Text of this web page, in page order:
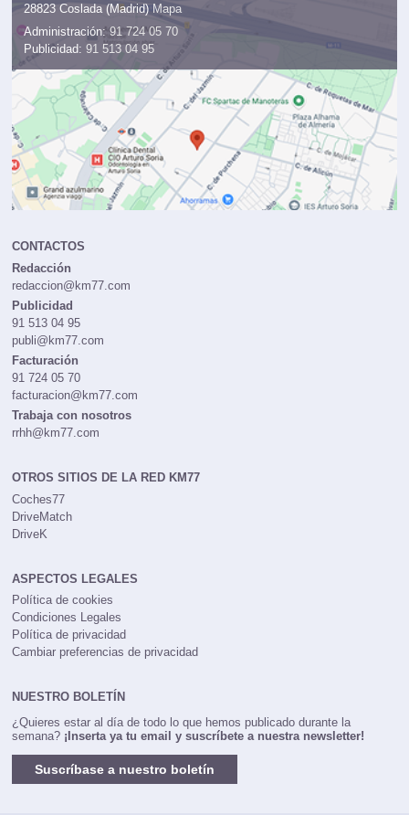
28823 Coslada (Madrid) Mapa
Administración: 91 724 05 70
Publicidad: 91 513 04 95
CONTACTOS
Redacción
redaccion@km77.com
Publicidad
91 513 04 95
publi@km77.com
Facturación
91 724 05 70
facturacion@km77.com
Trabaja con nosotros
rrhh@km77.com
OTROS SITIOS DE LA RED KM77
Coches77
DriveMatch
DriveK
ASPECTOS LEGALES
Política de cookies
Condiciones Legales
Política de privacidad
Cambiar preferencias de privacidad
NUESTRO BOLETÍN
¿Quieres estar al día de todo lo que hemos publicado durante la
semana? ¡Inserta ya tu email y suscríbete a nuestra newsletter!
Suscríbase a nuestro boletín